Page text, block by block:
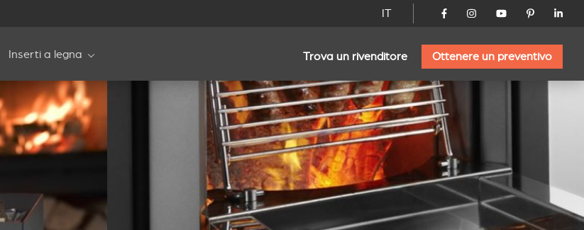
IT
Inserti a legna Trova un rivenditore Ottenere un preventivo